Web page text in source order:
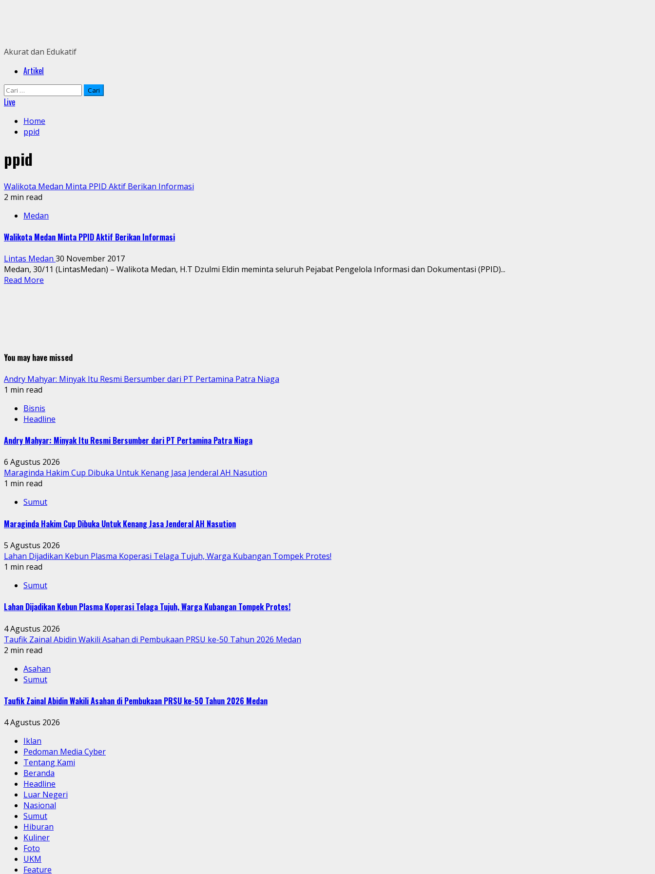
Akurat dan Edukatif
PrimaryArtikel
Cari
untuk:
Live
Home
ppid
ppid
Walikota Medan Minta PPID Aktif Berikan Informasi
2 min read
Medan
Walikota Medan Minta PPID Aktif Berikan Informasi
Lintas Medan 30 November 2017
Medan, 30/11 (LintasMedan) – Walikota Medan, H.T Dzulmi Eldin meminta seluruh Pejabat Pengelola Informasi dan Dokumentasi (PPID)...
Read More
You may have missed
Andry Mahyar: Minyak Itu Resmi Bersumber dari PT Pertamina Patra Niaga
1 min read
Bisnis
Headline
Andry Mahyar: Minyak Itu Resmi Bersumber dari PT Pertamina Patra Niaga
6 Agustus 2026
Maraginda Hakim Cup Dibuka Untuk Kenang Jasa Jenderal AH Nasution
1 min read
Sumut
Maraginda Hakim Cup Dibuka Untuk Kenang Jasa Jenderal AH Nasution
5 Agustus 2026
Lahan Dijadikan Kebun Plasma Koperasi Telaga Tujuh, Warga Kubangan Tompek Protes!
1 min read
Sumut
Lahan Dijadikan Kebun Plasma Koperasi Telaga Tujuh, Warga Kubangan Tompek Protes!
4 Agustus 2026
Taufik Zainal Abidin Wakili Asahan di Pembukaan PRSU ke-50 Tahun 2026 Medan
2 min read
Asahan
Sumut
Taufik Zainal Abidin Wakili Asahan di Pembukaan PRSU ke-50 Tahun 2026 Medan
4 Agustus 2026
Iklan
Pedoman Media Cyber
Tentang Kami
Beranda
Headline
Luar Negeri
Nasional
Sumut
Hiburan
Kuliner
Foto
UKM
Feature